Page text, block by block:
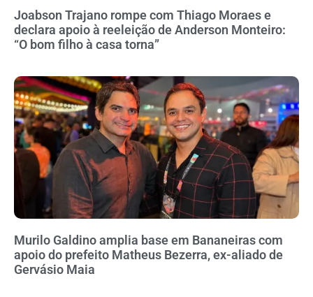
Joabson Trajano rompe com Thiago Moraes e
declara apoio à reeleição de Anderson Monteiro:
“O bom filho à casa torna”
Murilo Galdino amplia base em Bananeiras com
apoio do prefeito Matheus Bezerra, ex-aliado de
Gervásio Maia